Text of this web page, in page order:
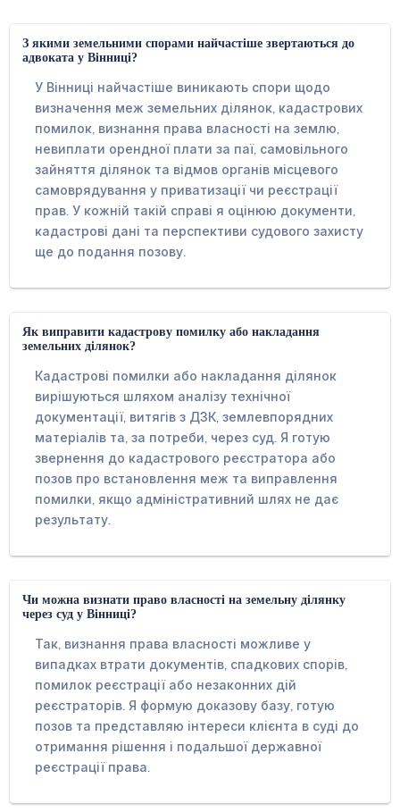
З якими земельними спорами найчастіше звертаються до
адвоката у Вінниці?
У Вінниці найчастіше виникають спори щодо
визначення меж земельних ділянок, кадастрових
помилок, визнання права власності на землю,
невиплати орендної плати за паї, самовільного
зайняття ділянок та відмов органів місцевого
самоврядування у приватизації чи реєстрації
прав. У кожній такій справі я оцінюю документи,
кадастрові дані та перспективи судового захисту
ще до подання позову.
Як виправити кадастрову помилку або накладання
земельних ділянок?
Кадастрові помилки або накладання ділянок
вирішуються шляхом аналізу технічної
документації, витягів з ДЗК, землевпорядних
матеріалів та, за потреби, через суд. Я готую
звернення до кадастрового реєстратора або
позов про встановлення меж та виправлення
помилки, якщо адміністративний шлях не дає
результату.
Чи можна визнати право власності на земельну ділянку
через суд у Вінниці?
Так, визнання права власності можливе у
випадках втрати документів, спадкових спорів,
помилок реєстрації або незаконних дій
реєстраторів. Я формую доказову базу, готую
позов та представляю інтереси клієнта в суді до
отримання рішення і подальшої державної
реєстрації права.